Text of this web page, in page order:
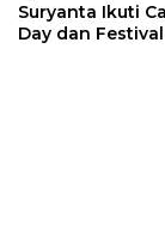
Suryanta Ikuti
Day dan